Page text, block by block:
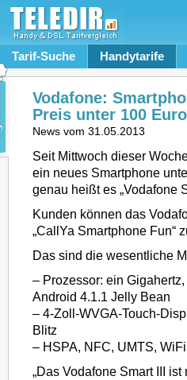
Tarif-Suche Handytarife
Vodafone:
Preis unter 100 Euro
News vom 31.05.2013
Seit Mittwoch dieser
ein neues Smartphone
genau heißt es „Vodafone
Kunden können das
„CallYa Smartphone Fun“
Das sind die wesentliche
– Prozessor: ein
Android 4.1.1 Jelly Bean
– 4-Zoll-WVGA-Touch-
Blitz
– HSPA, NFC, UMTS, WiFi
„Das Vodafone Smart III